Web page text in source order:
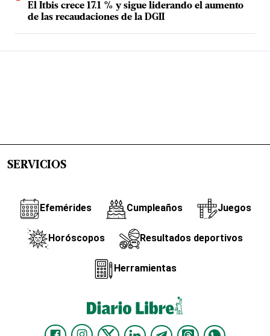
El Itbis crece 17.1 % y sigue liderando el aumento
de las recaudaciones de la DGII
SERVICIOS
Efemérides Cumpleaños Juegos
Horóscopos Resultados deportivos
Herramientas